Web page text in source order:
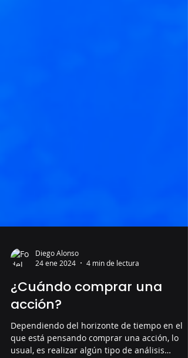
Diego Alonso
24 ene 2024
4 min de lectura
¿Cuándo comprar una
acción?
Dependiendo del horizonte de tiempo en el